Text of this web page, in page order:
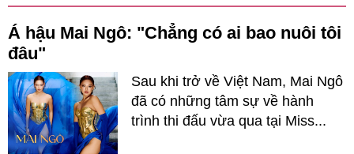
Á hậu Mai Ngô: "Chẳng có ai bao nuôi tôi
đâu"
Sau khi trở về Việt Nam, Mai Ngô
đã có những tâm sự về hành
trình thi đấu vừa qua tại Miss...